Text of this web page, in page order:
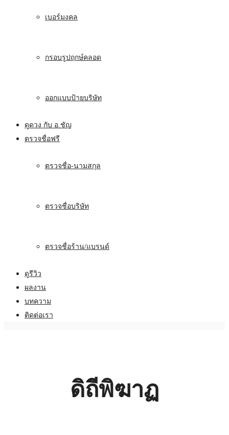
เบอร์มงคล
กรอบรูปฤกษ์คลอด
ออกแบบป้ายบริษัท
ดูดวง กับ อ.ชัญ
ตรวจชื่อฟรี
ตรวจชื่อ-นามสกุล
ตรวจชื่อบริษัท
ตรวจชื่อร้าน/แบรนด์
ดูรีวิว
ผลงาน
บทความ
ติดต่อเรา
ดิถีพิฆาฏ